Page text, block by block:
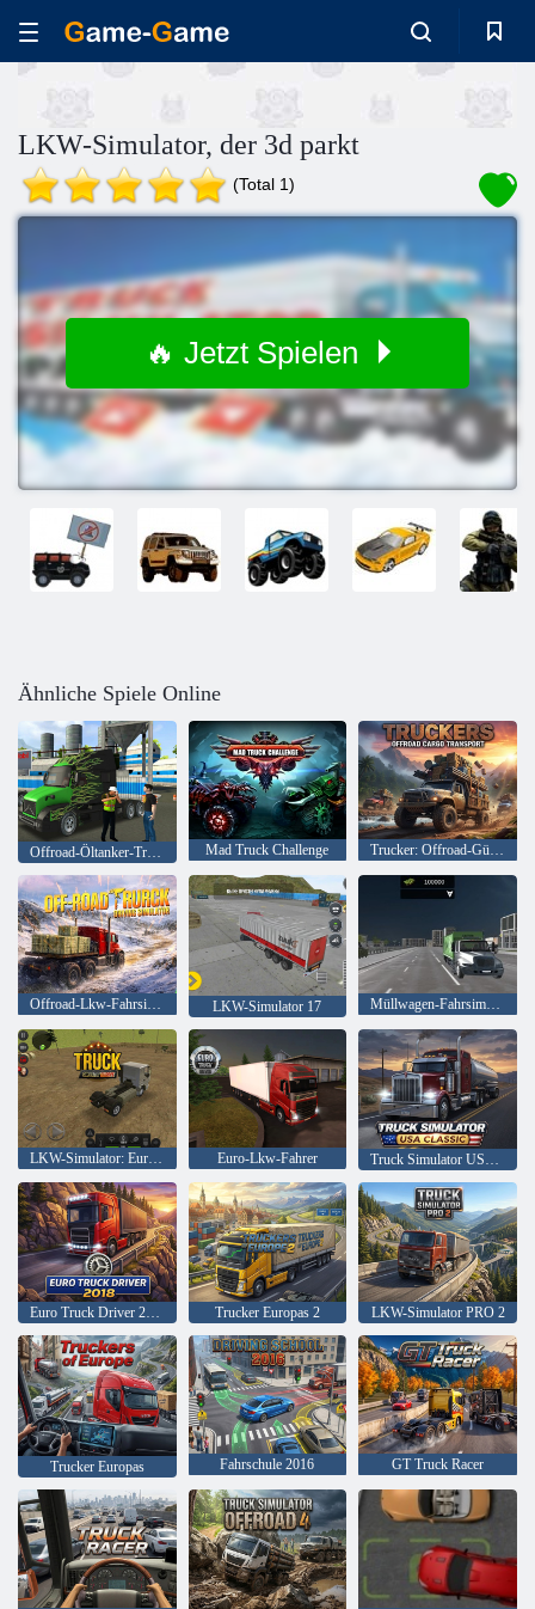
LKW-Simulator, der 3d parkt
(Total 1)
🔥 Jetzt Spielen
Ähnliche Spiele Online
Offroad-Öltanker-Transporter-LKW-Simulator Mad Truck Challenge Trucker: Offroad-Gütertransport
Offroad-Lkw-Fahrsimulator LKW-Simulator 17 Müllwagen-Fahrsimulator
LKW-Simulator: Europa Euro-Lkw-Fahrer Truck Simulator USA: Klassiker
Euro Truck Driver 2018 Trucker Europas 2 LKW-Simulator PRO 2
Trucker Europas Fahrschule 2016 GT Truck Racer